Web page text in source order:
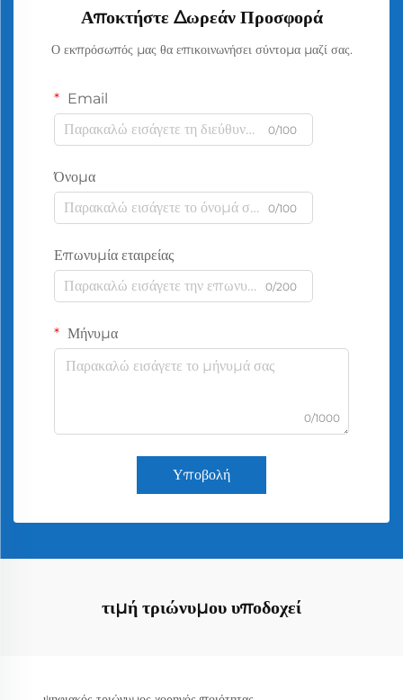
Αποκτήστε Δωρεάν Προσφορά
Ο εκπρόσωπός μας θα επικοινωνήσει σύντομα μαζί σας.
Email
0/100
Όνομα
0/100
Επωνυμία εταιρείας
0/200
Μήνυμα
0/1000
Υποβολή
τιμή τριώνυμου υποδοχεί